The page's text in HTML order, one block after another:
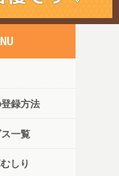
録方法
一覧
しり